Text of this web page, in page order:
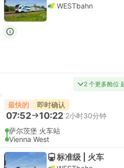
WESTbahn
2 个更多舱位
最快的 即时确认
07:52 10:22 2小时30分钟
萨尔茨堡 火车站
Vienna West
标准级 | 火车